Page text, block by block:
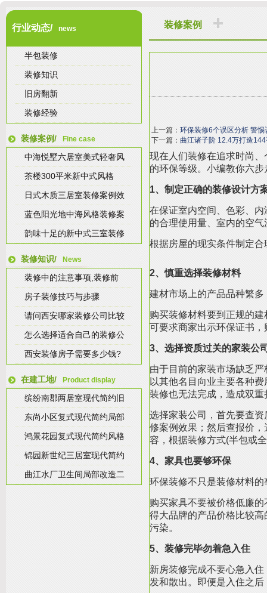
行业动态/ news
半包装修
装修知识
旧房翻新
装修经验
装修案例/ Fine case
中海悦墅六居室美式轻奢风
茶楼300平米新中式风格
日式木质三居室装修案例效
蓝色阳光地中海风格装修案
韵味十足的新中式三室装修
装修知识/ News
装修中的注意事项,装修前
房子装修技巧与步骤
请问西安哪家装修公司比较
怎么选择适合自己的装修公
西安装修房子需要多少钱?
在建工地/ Product display
缤纷南郡两居室现代简约旧
东尚小区复式现代简约局部
鸿景花园复式现代简约风格
锦园新世纪三居室现代简约
曲江水厂卫生间局部改造二
装修案例
上一篇： 环保装修6个误区分析 警惕
下一篇： 曲江诸子阶 12.4万打造
现在人们装修在追求时尚
的环保等级。小编教你六
1、制定正确的装修设计方
在保证室内空间、色彩、
的合理使用量、室内的空
根据房屋的现实条件制定
2、慎重选择装修材料
建材市场上的产品品种繁
购买装修材料要到正规的
可要求商家出示环保证书
3、选择资质过关的家装公
由于目前的家装市场缺乏
以其他名目向业主要各种
装修也无法完成，造成双重
选择家装公司，首先要查
修案例效果；然后查报价
容，根据装修方式(半包或
4、家具也要够环保
环保装修不只是装修材料
购买家具不要被价格低廉
得大品牌的产品价格比较
污染。
5、装修完毕勿着急入住
新房装修完成不要心急入
发和散出。即便是入住之